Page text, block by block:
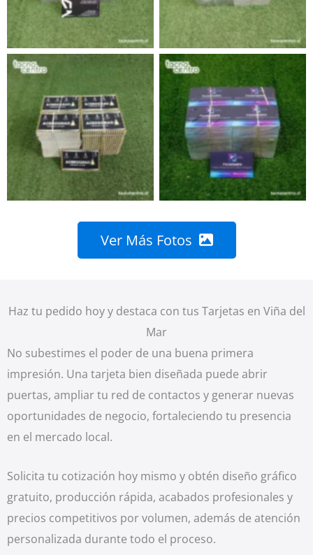
Ver Más Fotos
Haz tu pedido hoy y destaca con tus Tarjetas en Viña del
Mar
No subestimes el poder de una buena primera
impresión. Una tarjeta bien diseñada puede abrir
puertas, ampliar tu red de contactos y generar nuevas
oportunidades de negocio, fortaleciendo tu presencia
en el mercado local.
Solicita tu cotización hoy mismo y obtén diseño gráfico
gratuito, producción rápida, acabados profesionales y
precios competitivos por volumen, además de atención
personalizada durante todo el proceso.